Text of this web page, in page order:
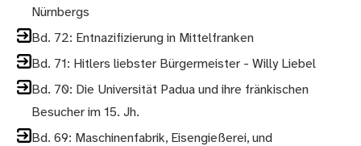
Nürnbergs
Bd. 72: Entnazifizierung in Mittelfranken
Bd. 71: Hitlers liebster Bürgermeister - Willy Liebel
Bd. 70: Die Universität Padua und ihre fränkischen
Besucher im 15. Jh.
Bd. 69: Maschinenfabrik, Eisengießerei, und